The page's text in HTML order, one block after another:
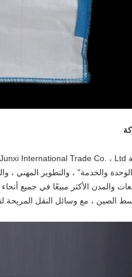
والخدمة" ، والتطوير المهني ،
والمدن الأكثر مبيعًا في جميع